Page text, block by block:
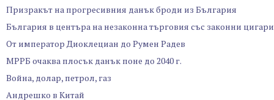
Призракът на прогресивния данък броди из България
България в центъра на незаконна търговия със законни цигари
От император Диоклециан до Румен Радев
МРРБ очаква плосък данък поне до 2040 г.
Война, долар, петрол, газ
Андрешко в Китай